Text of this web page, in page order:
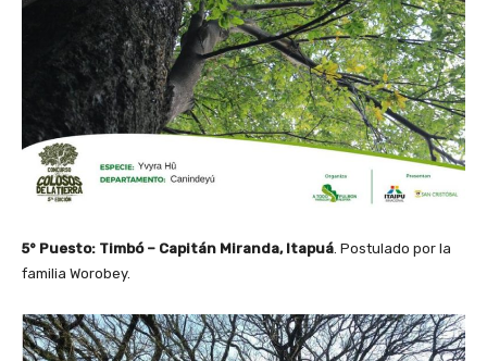
5° Puesto: Timbó – Capitán Miranda, Itapuá . Postulado por la
familia Worobey.